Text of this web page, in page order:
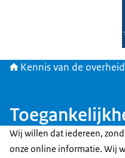
Kennis van de overheid
Wij willen dat iedereen,
onze online informatie. Wij